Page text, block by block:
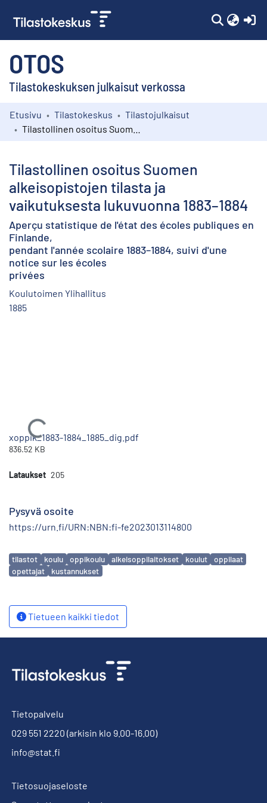
OTOS
Tilastokeskuksen julkaisut verkossa
Kokoelmat
Etusivu Tilastokeskus
Tilastojulkaisut
Tilastollinen osoitus Suomen
alkeisopistojen tilasta ja
vaikutuksesta lukuvuonna 1883–1884
Aperçu statistique de l'état des écoles publiques en
Finlande,
pendant l'année scolaire 1883–1884, suivi d'une
notice sur les écoles
privées
Koulutoimen Ylihallitus
1885
Ladataan...
xoppik_1883-1884_1885_dig.pdf
836.52 KB
Lataukset 205
Pysyvä osoite
https://urn.fi/URN:NBN:fi-fe2023013114800
Avainsanat
tilastot koulu oppikoulu alkeisoppilaitokset koulut
oppilaat
opettajat
kustannukset
Tietueen kaikki tiedot
Tietopalvelu
029 551 2220 (arkisin klo 9.00-16.00)
info@stat.fi
Tietosuojaseloste